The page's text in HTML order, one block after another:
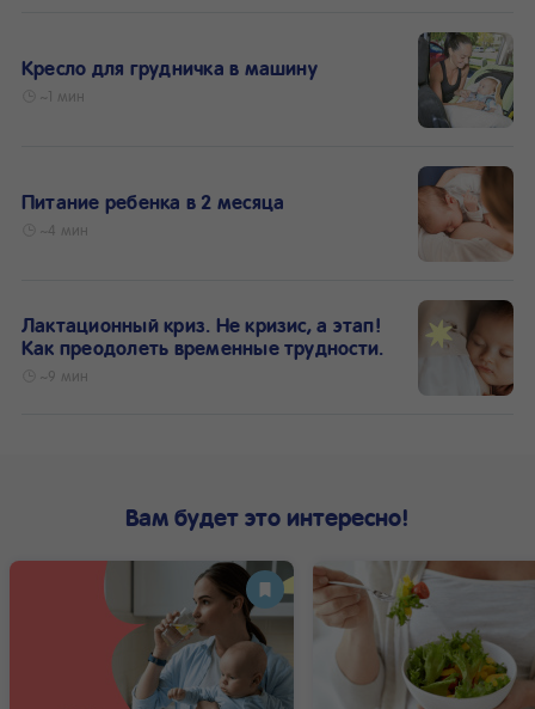
Кресло для грудничка в машину
~1 мин
Питание ребенка в 2 месяца
~4 мин
Лактационный криз. Не кризис, а этап!
Как преодолеть временные трудности.
~9 мин
Вам будет это интересно!